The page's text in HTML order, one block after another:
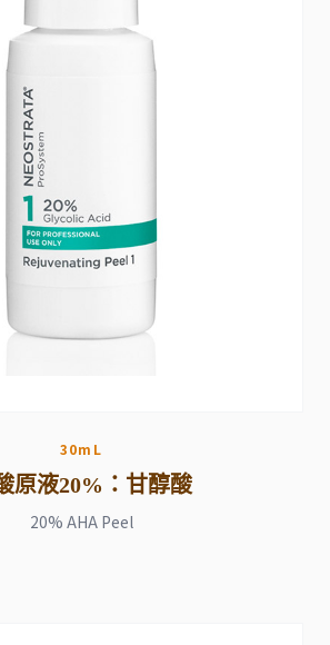
30mL
原液20%：甘醇酸
20% AHA Peel